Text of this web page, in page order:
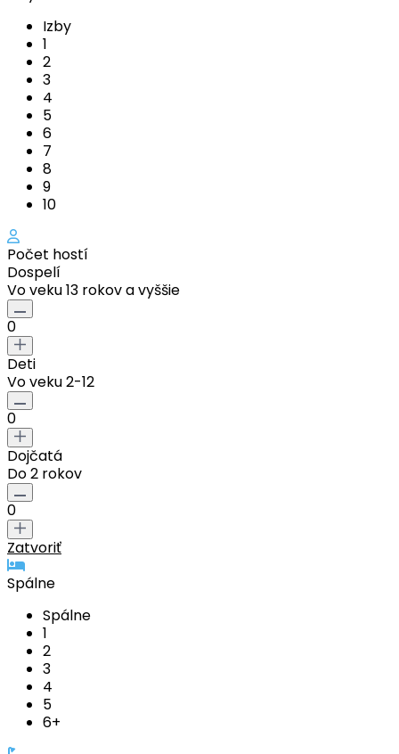
Izby
1
2
3
4
5
6
7
8
9
10
Počet hostí
Dospelí
Vo veku 13 rokov a vyššie
0
Deti
Vo veku 2-12
0
Dojčatá
Do 2 rokov
0
Zatvoriť
Spálne
Spálne
1
2
3
4
5
6+